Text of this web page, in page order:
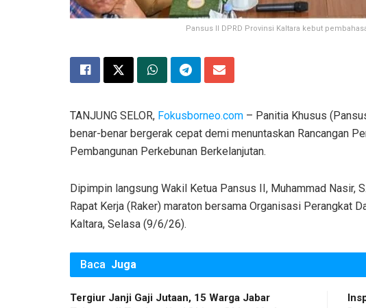
Pansus II DPRD Provinsi Kaltara kebut
​TANJUNG SELOR, Fokusborneo.com – Panitia Khusus
benar-benar bergerak cepat demi menuntaskan Rancangan
Pembangunan Perkebunan Berkelanjutan.
Dipimpin langsung Wakil Ketua Pansus II, Muhammad Nasir,
Rapat Kerja (Raker) maraton bersama Organisasi Perangkat
Kaltara, Selasa (9/6/26).
Baca Juga
Tergiur Janji Gaji Jutaan, 15 Warga Jabar